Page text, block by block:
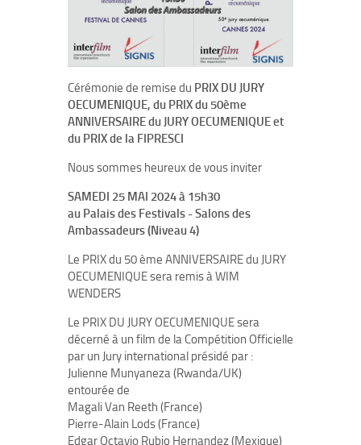
Cérémonie de remise du PRIX DU JURY
OECUMENIQUE, du PRIX du 50ème
ANNIVERSAIRE du JURY OECUMENIQUE et
du PRIX de la FIPRESCI
Nous sommes heureux de vous inviter
SAMEDI 25 MAI 2024 à 15h30
au Palais des Festivals - Salons des
Ambassadeurs (Niveau 4)
Le PRIX du 50 ème ANNIVERSAIRE du JURY
OECUMENIQUE sera remis à WIM
WENDERS
Le PRIX DU JURY OECUMENIQUE sera
décerné à un film de la Compétition Officielle
par un Jury international présidé par :
Julienne Munyaneza (Rwanda/UK)
entourée de
Magali Van Reeth (France)
Pierre-Alain Lods (France)
Edgar Octavio Rubio Hernandez (Mexique)